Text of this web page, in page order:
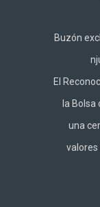
Buzón
El
la Bolsa
una
valores